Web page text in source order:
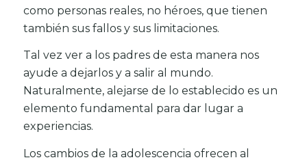
como personas reales, no héroes, que tienen
también sus fallos y sus limitaciones.
Tal vez ver a los padres de esta manera nos
ayude a dejarlos y a salir al mundo.
Naturalmente, alejarse de lo establecido es un
elemento fundamental para dar lugar a
experiencias.
Los cambios de la adolescencia ofrecen al